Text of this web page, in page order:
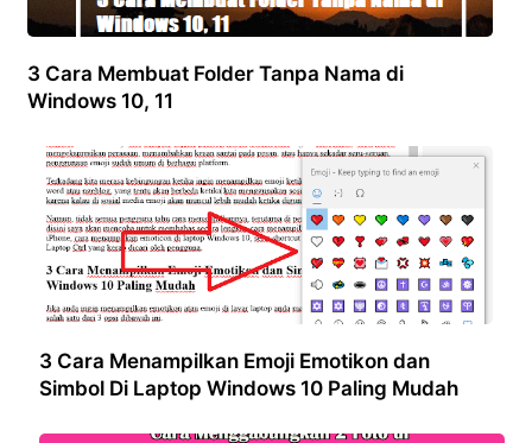
3 Cara Membuat Folder Tanpa Nama di
Windows 10, 11
3 Cara Menampilkan Emoji Emotikon dan
Simbol Di Laptop Windows 10 Paling Mudah